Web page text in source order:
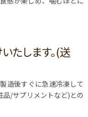
たします。(送
造後すぐに急速冷凍して
/サプリメントなど)との